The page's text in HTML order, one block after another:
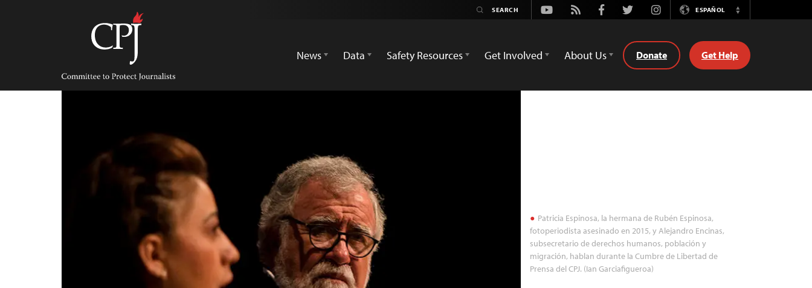
Committee
Protect
Journalists
Youtube
Rss FacebookTwitterInstagramESPAÑOL
Switch
News
Data Safety Resources Get Involved About Us Donate Get Help
Patricia Espinosa, la hermana de Rubén Espinosa,
fotoperiodista asesinado en 2015, y Alejandro Encinas,
subsecretario de derechos humanos, población y
migración, hablan durante la Cumbre de Libertad de
Prensa del CPJ. (Ian Garciafigueroa)